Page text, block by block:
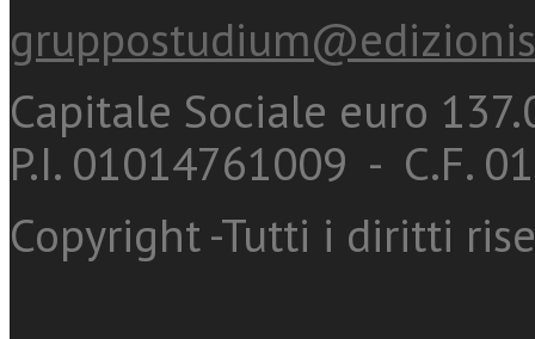
Capitale Sociale euro
P.I. 01014761009 - C.F.
Copyright -Tutti i diritti